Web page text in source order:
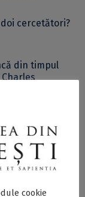
cercetători?
din timpul
context,
capitol de
de lucru
de idei şi
critică a
Fără a
cookie